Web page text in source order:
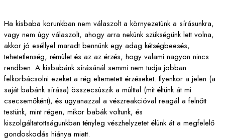
Ha kisbaba korunkban nem válaszolt a környezetünk a sírásunkra,
vagy nem úgy válaszolt, ahogy arra nekünk szükségünk lett volna,
akkor jó eséllyel maradt bennünk egy adag kétségbeesés,
tehetetlenség, rémület és az az érzés, hogy valami nagyon nincs
rendben. A kisbabánk sírásánál semmi nem tudja jobban
felkorbácsolni ezeket a rég eltemetett érzéseket. Ilyenkor a jelen (a
saját babánk sírása) összecsúszik a múlttal (mit éltünk át mi
csecsemőként), és ugyanazzal a vészreakcióval reagál a felnőtt
testünk, mint régen, mikor babák voltunk, és
kiszolgáltatottságunkban tényleg vészhelyzetet élünk át a megfelelő
gondoskodás hiánya miatt.